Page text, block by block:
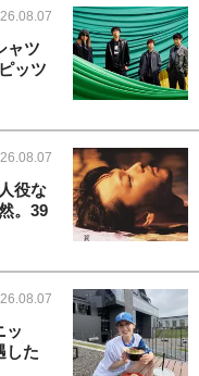
ャツ
ッツ
役な
。39
ッ
した